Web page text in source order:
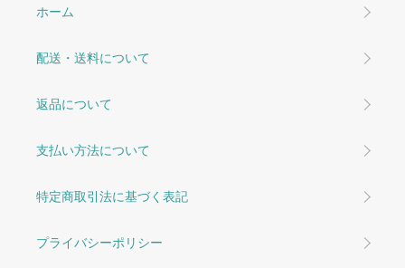
ホーム
配送・送料について
返品について
支払い方法について
特定商取引法に基づく表記
プライバシーポリシー